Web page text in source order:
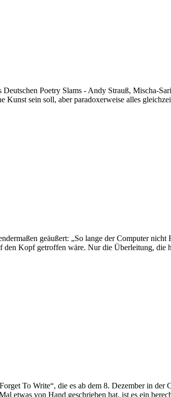
Poetry Slams - Andy Strauß, Mischa-
sein soll, aber paradoxerweise alles
geäußert: „So lange der Computer nicht
den Kopf getroffen wäre. Nur die Überleitung,
To Write“, die es ab dem 8. Dezember in
etwas von Hand geschrieben hat, ist es ein